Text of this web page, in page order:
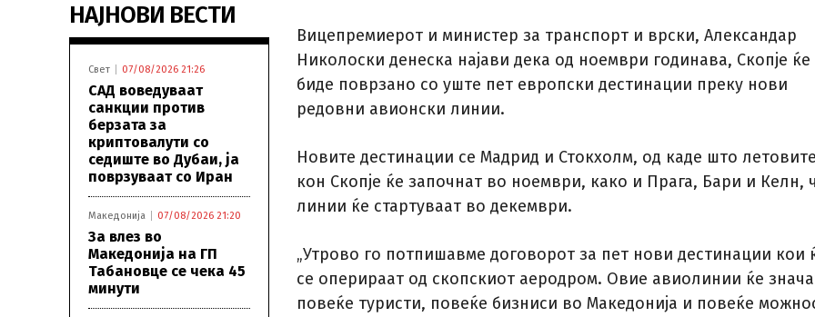
НАЈНОВИ ВЕСТИ
Свет 07/08/2026 21:26
САД воведуваат
санкции против
берзата за
криптовалути со
седиште во Дубаи, ја
поврзуваат со Иран
Македонија 07/08/2026 21:20
За влез во
Македонија на ГП
Табановце се чека 45
минути
Вицепремиерот и министер за транспорт и врски, Александар
Николоски денеска најави дека од ноември годинава, Скопје ќе
биде поврзано со уште пет европски дестинации преку нови
редовни авионски линии.
Новите дестинации се Мадрид и Стокхолм, од каде што летовите
кон Скопје ќе започнат во ноември, како и Прага, Бари и Келн,
линии ќе стартуваат во декември.
„Утрово го потпишавме договорот за пет нови дестинации кои
се оперираат од скопскиот аеродром. Овие авиолинии ќе
повеќе туристи, повеќе бизниси во Македонија и повеќе